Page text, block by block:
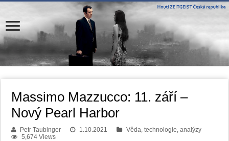
Massimo Mazzucco: 11. září –
Nový Pearl Harbor
Petr Taubinger 1.10.2021
Věda, technologie, analýzy
5,674 Views